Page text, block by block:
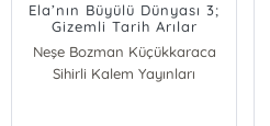
Ela’nın Büyülü Dünyası 3;
Gizemli Tarih Arılar
Ülkesinin Sırları
Neşe Bozman Küçükkaraca
Sihirli Kalem Yayınları